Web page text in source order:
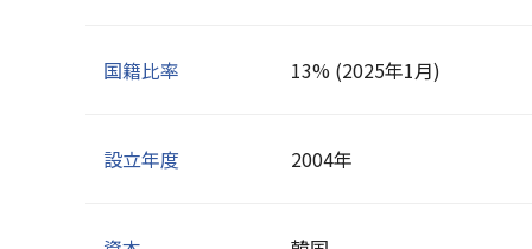
国籍比率 13% (2025年1月)
設立年度 2004年